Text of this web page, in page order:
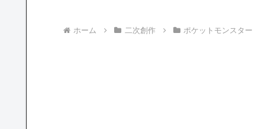
ホーム 二次創作 ポケットモンスター